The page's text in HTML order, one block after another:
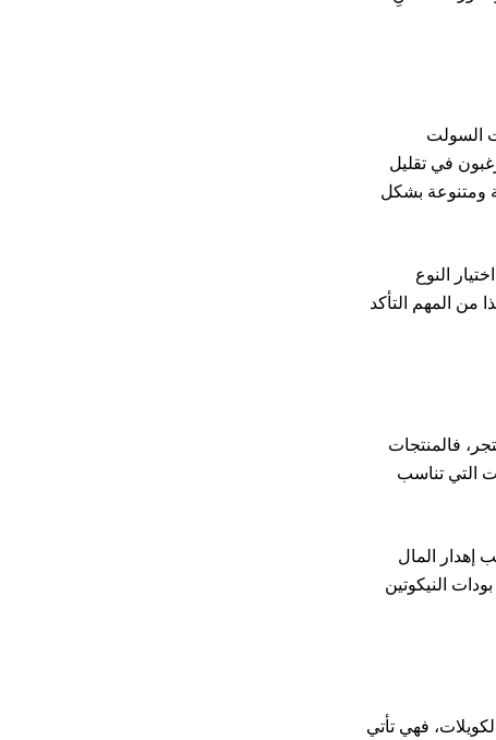
السولت
في تقليل
ومتنوعة بشكل
النوع
المهم التأكد
فالمنتجات
التي تناسب
إهدار المال
النيكوتين
فهي تأتي